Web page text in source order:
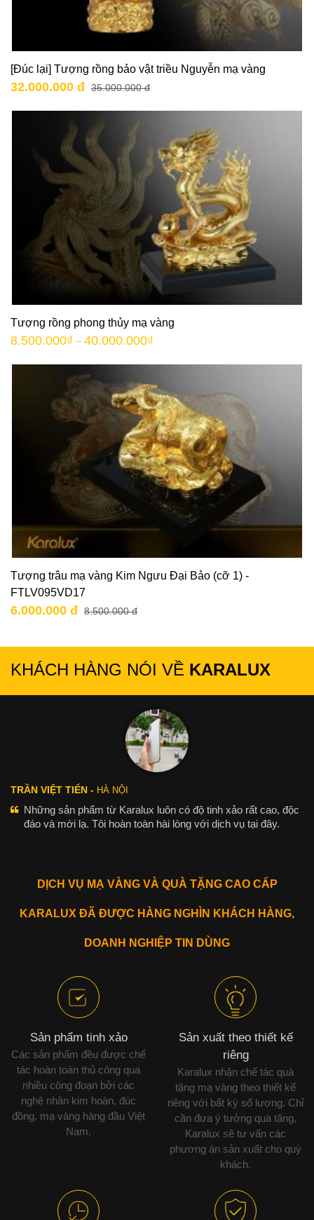
[Đúc lại] Tượng rồng bảo vật triều Nguyễn mạ vàng
32.000.000 đ 35.000.000 đ
Tượng rồng phong thủy mạ vàng
8.500.000₫ – 40.000.000₫
Tượng trâu mạ vàng Kim Ngưu Đại Bảo (cỡ 1) -
FTLV095VD17
6.000.000 đ 8.500.000 đ
KHÁCH HÀNG NÓI VỀ KARALUX
TRẦN VIỆT TIẾN - HÀ NỘI
Những sản phẩm từ Karalux luôn có độ tinh xảo rất cao, độc
đáo và mới lạ. Tôi hoàn toàn hài lòng với dịch vụ tại đây.
DỊCH VỤ MẠ VÀNG VÀ QUÀ TẶNG CAO CẤP
KARALUX ĐÃ ĐƯỢC HÀNG NGHÌN KHÁCH HÀNG,
DOANH NGHIỆP TIN DÙNG
Sản phẩm tinh xảo
Các sản phẩm đều được chế
tác hoàn toàn thủ công qua
nhiều công đoạn bởi các
nghệ nhân kim hoàn, đúc
đồng, mạ vàng hàng đầu Việt
Nam.
Sản xuất theo thiết kế
riêng
Karalux nhận chế tác quà
tặng mạ vàng theo thiết kế
riêng với bất kỳ số lượng. Chỉ
cần đưa ý tưởng quà tặng,
Karalux sẽ tư vấn các
phương án sản xuất cho quý
khách.